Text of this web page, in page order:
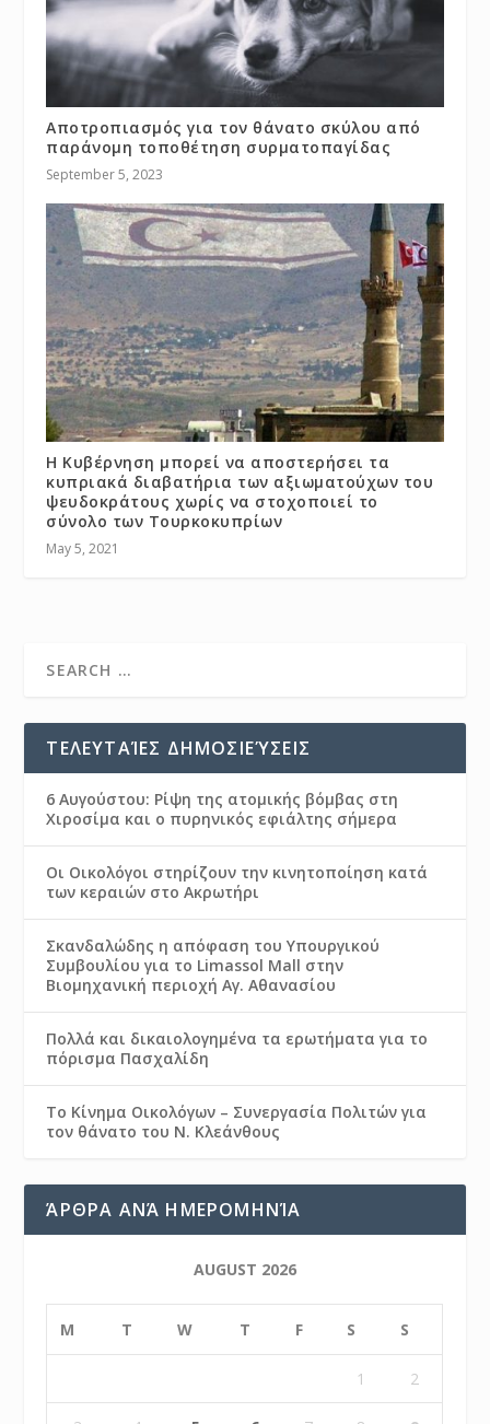
Αποτροπιασμός για τον θάνατο σκύλου από
παράνομη τοποθέτηση συρματοπαγίδας
September 5, 2023
Η Κυβέρνηση μπορεί να αποστερήσει τα
κυπριακά διαβατήρια των αξιωματούχων του
ψευδοκράτους χωρίς να στοχοποιεί το
σύνολο των Τουρκοκυπρίων
May 5, 2021
ΤΕΛΕΥΤΑΊΕΣ ΔΗΜΟΣΙΕΎΣΕΙΣ
6 Αυγούστου: Ρίψη της ατομικής βόμβας στη
Χιροσίμα και ο πυρηνικός εφιάλτης σήμερα
Οι Οικολόγοι στηρίζουν την κινητοποίηση κατά
των κεραιών στο Ακρωτήρι
Σκανδαλώδης η απόφαση του Υπουργικού
Συμβουλίου για το Limassol Mall στην
Βιομηχανική περιοχή Αγ. Αθανασίου
Πολλά και δικαιολογημένα τα ερωτήματα για το
πόρισμα Πασχαλίδη
Το Κίνημα Οικολόγων – Συνεργασία Πολιτών για
τον θάνατο του Ν. Κλεάνθους
ΆΡΘΡΑ ΑΝΆ ΗΜΕΡΟΜΗΝΊΑ
AUGUST 2026
M T W T F S S
1 2